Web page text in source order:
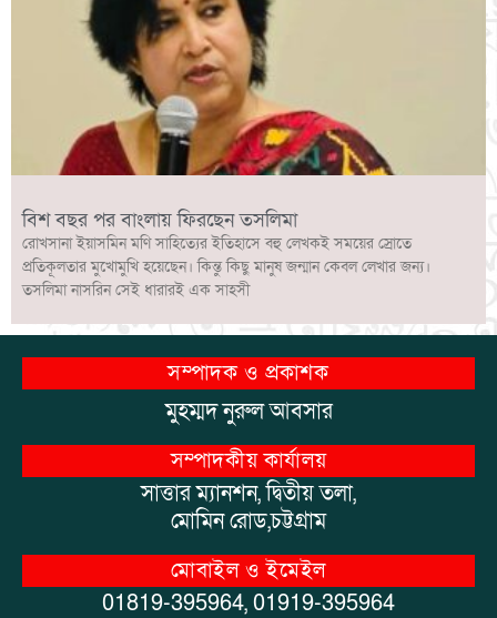
বিশ বছর পর বাংলায় ফিরছেন তসলিমা
রোখসানা ইয়াসমিন মণি সাহিত্যের ইতিহাসে বহু লেখকই সময়ের স্রোতে
প্রতিকূলতার মুখোমুখি হয়েছেন। কিন্তু কিছু মানুষ জন্মান কেবল লেখার জন্য।
তসলিমা নাসরিন সেই ধারারই এক সাহসী
সম্পাদক ও প্রকাশক
মুহম্মদ নুরুল আবসার
সম্পাদকীয় কার্যালয়
সাত্তার ম্যানশন, দ্বিতীয় তলা,
মোমিন রোড,চট্টগ্রাম
মোবাইল ও ইমেইল
01819-395964, 01919-395964